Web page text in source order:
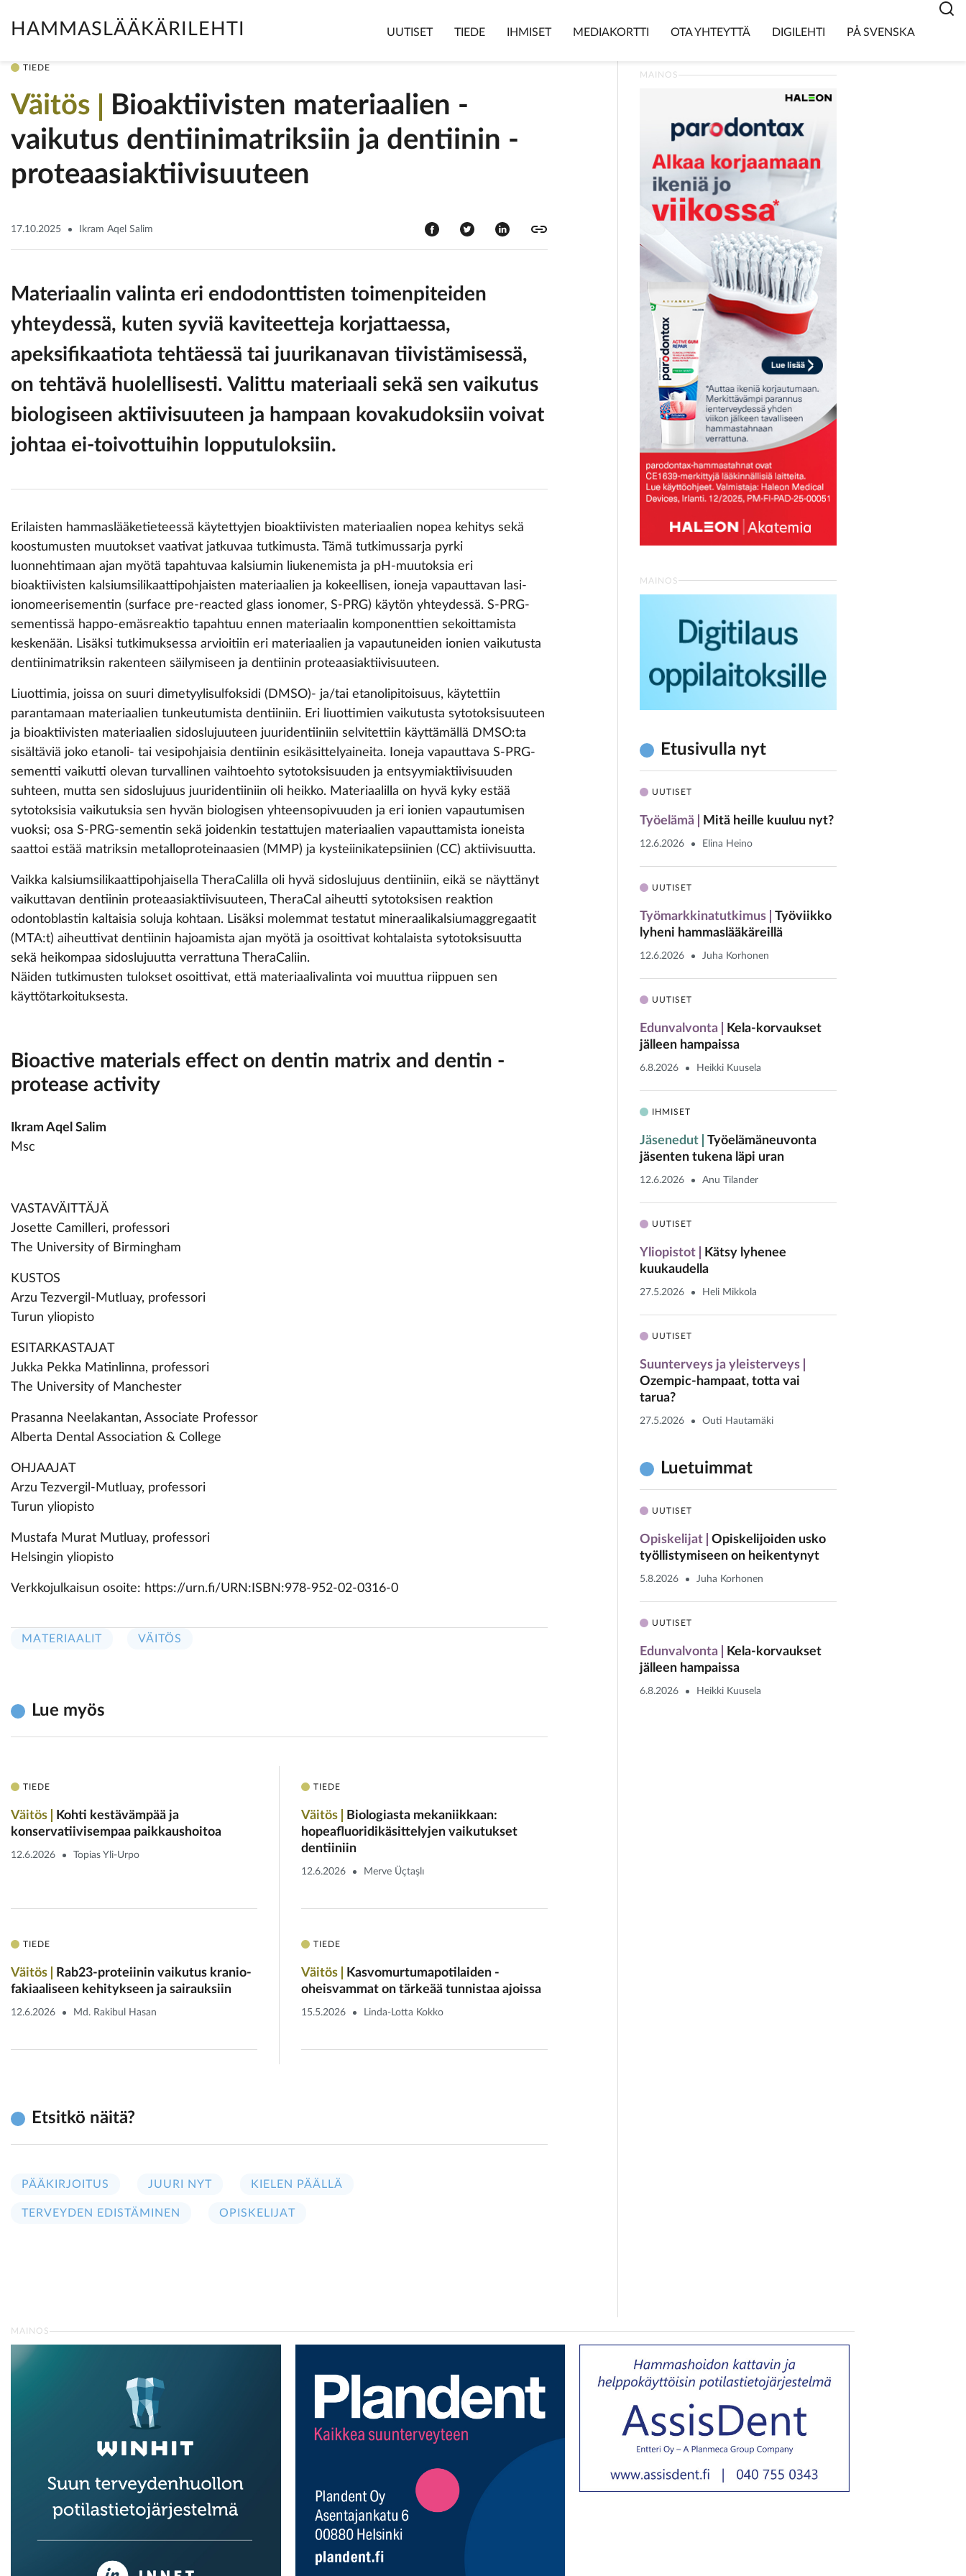
HAMMASLÄÄKÄRILEHTI UUTISET TIEDE IHMISET MEDIAKORTTI OTA YHTEYTTÄ DIGILEHTI PÅ SVENSKA
TIEDE
Väitös
Bioaktiivisten materiaalien ­
vaikutus dentiinimatriksiin ja dentiinin ­
proteaasiaktiivisuuteen
17.10.2025 Ikram Aqel Salim
Materiaalin valinta eri endodonttisten toimenpiteiden
yhteydessä, kuten syviä kaviteetteja korjattaessa,
apeksifikaatiota tehtäessä tai juurikanavan tiivistämisessä,
on tehtävä huolellisesti. Valittu materiaali sekä sen vaikutus
biologiseen aktiivisuuteen ja hampaan kovakudoksiin voivat
johtaa ei-toivottuihin lopputuloksiin.
Erilaisten hammaslääketieteessä käytettyjen bioaktiivisten materiaalien nopea kehitys sekä
koostumusten muutokset vaativat jatkuvaa tutkimusta. Tämä tutkimussarja pyrki
luonnehtimaan ajan myötä tapahtuvaa kalsiumin liukenemista ja pH-muutoksia eri
bioaktiivisten kalsiumsilikaattipohjaisten materiaalien ja kokeellisen, ioneja vapauttavan lasi-
ionomeerisementin (surface pre-reacted glass ionomer, S-PRG) käytön yhteydessä. S-PRG-
sementissä happo-emäsreaktio tapahtuu ennen materiaalin komponenttien sekoittamista
keskenään. Lisäksi tutkimuksessa arvioitiin eri materiaalien ja vapautuneiden ionien vaikutusta
dentiinimatriksin rakenteen säilymiseen ja dentiinin proteaasiaktiivisuuteen.
Liuottimia, joissa on suuri dimetyylisulfoksidi (DMSO)- ja/tai etanolipitoisuus, käytettiin
parantamaan materiaalien tunkeutumista dentiiniin. Eri liuottimien vaikutusta sytotoksisuuteen
ja bioaktiivisten materiaalien sidoslujuuteen juuridentiiniin selvitettiin käyttämällä DMSO:ta
sisältäviä joko etanoli- tai vesipohjaisia dentiinin esikäsittelyaineita. Ioneja vapauttava S-PRG-
sementti vaikutti olevan turvallinen vaihtoehto sytotoksisuuden ja entsyymiaktiivisuuden
suhteen, mutta sen sidoslujuus juuridentiiniin oli heikko. Materiaalilla on hyvä kyky estää
sytotoksisia vaikutuksia sen hyvän biologisen yhteensopivuuden ja eri ionien vapautumisen
vuoksi; osa S-PRG-sementin sekä joidenkin testattujen materiaalien vapauttamista ioneista
saattoi estää matriksin metalloproteinaasien (MMP) ja kysteiinikatepsiinien (CC) aktiivisuutta.
Vaikka kalsiumsilikaattipohjaisella TheraCalilla oli hyvä sidoslujuus dentiiniin, eikä se näyttänyt
vaikuttavan dentiinin proteaasiaktiivisuuteen, TheraCal aiheutti sytotoksisen reaktion
odontoblastin kaltaisia soluja kohtaan. Lisäksi molemmat testatut mineraalikalsiumaggregaatit
(MTA:t) aiheuttivat dentiinin hajoamista ajan myötä ja osoittivat kohtalaista sytotoksisuutta
sekä heikompaa sidoslujuutta verrattuna TheraCaliin.
Näiden tutkimusten tulokset osoittivat, että materiaalivalinta voi muuttua riippuen sen
käyttötarkoituksesta.
Bioactive materials effect on dentin matrix and dentin ­
protease activity
Ikram Aqel Salim
Msc
VASTAVÄITTÄJÄ
Josette Camilleri, professori
The University of Birmingham
KUSTOS
Arzu Tezvergil-Mutluay, professori
Turun yliopisto
ESITARKASTAJAT
Jukka Pekka Matinlinna, professori
The University of Manchester
Prasanna Neelakantan, Associate Professor
Alberta Dental Association & College
OHJAAJAT
Arzu Tezvergil-Mutluay, professori
Turun yliopisto
Mustafa Murat Mutluay, professori
Helsingin yliopisto
Verkkojulkaisun osoite: https://urn.fi/URN:ISBN:978-952-02-0316-0
MATERIAALIT VÄITÖS
Lue myös
TIEDE
Väitös
Kohti kestävämpää ja
konservatiivisempaa paikkaushoitoa
12.6.2026 Topias Yli-Urpo
TIEDE
Väitös
Biologiasta mekaniikkaan:
hopeafluoridikäsittelyjen vaikutukset
dentiiniin
12.6.2026 Merve Üçtaşlı
TIEDE
Väitös
Rab23-proteiinin vaikutus kranio­
fakiaaliseen kehitykseen ja sairauksiin
12.6.2026 Md. Rakibul Hasan
TIEDE
Väitös
Kasvomurtumapotilaiden ­
oheisvammat on tärkeää tunnistaa ajoissa
15.5.2026 Linda-Lotta Kokko
Etsitkö näitä?
PÄÄKIRJOITUS JUURI NYT KIELEN PÄÄLLÄ
TERVEYDEN EDISTÄMINEN OPISKELIJAT
MAINOS
MAINOS
Etusivulla nyt
UUTISET
Työelämä Mitä heille kuuluu nyt?
12.6.2026 Elina Heino
UUTISET
Työmarkkinatutkimus
Työviikko
lyheni hammaslääkäreillä
12.6.2026 Juha Korhonen
UUTISET
Edunvalvonta
Kela-korvaukset
jälleen hampaissa
6.8.2026 Heikki Kuusela
IHMISET
Jäsenedut
Työelämäneuvonta
jäsenten tukena läpi uran
12.6.2026 Anu Tilander
UUTISET
Yliopistot
Kätsy lyhenee
kuukaudella
27.5.2026 Heli Mikkola
UUTISET
Suunterveys ja yleisterveys
Ozempic-hampaat, totta vai
tarua?
27.5.2026 Outi Hautamäki
Luetuimmat
UUTISET
Opiskelijat
Opiskelijoiden usko
työllistymiseen on heikentynyt
5.8.2026 Juha Korhonen
UUTISET
Edunvalvonta
Kela-korvaukset
jälleen hampaissa
6.8.2026 Heikki Kuusela
MAINOS